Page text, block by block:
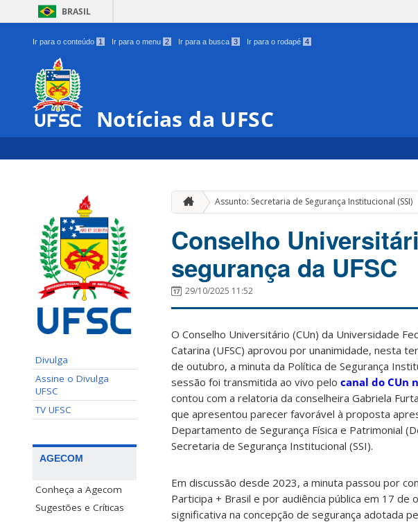
BRASIL
Ir para o conteúdo 1 Ir para o menu 2 Ir para a busca 3 Ir para o rodapé 4
Notícias da UFSC
Divulga
Assine o Divulga
UFSC
TV UFSC
AGECOM
Conheça a Agecom
Sugestões e Críticas
Assunto: Secretaria de Segurança Institucional (SSI)
Conselho
segurança da UFSC
29/10/2025 11:52
O Conselho Universitário (CUn) da Universidade
Catarina (UFSC) aprovou por unanimidade, nesta
de outubro, a minuta da Política de Segurança
sessão foi transmitida ao vivo pelo canal do CUn
contou com a relatoria da conselheira Gabriela
que apresentou parecer favorável à proposta
Departamento de Segurança Física e Patrimonial
Secretaria de Segurança Institucional (SSI).
Em discussão desde 2023, a minuta passou por
Participa + Brasil e por audiência pública em 17
significativa na concepção de segurança adotada